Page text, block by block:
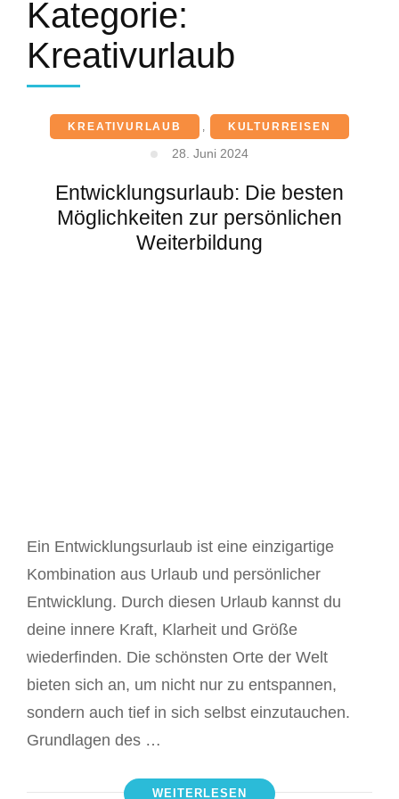
Kategorie:
Kreativurlaub
KREATIVURLAUB , KULTURREISEN
28. Juni 2024
Entwicklungsurlaub: Die besten
Möglichkeiten zur persönlichen
Weiterbildung
Ein Entwicklungsurlaub ist eine einzigartige
Kombination aus Urlaub und persönlicher
Entwicklung. Durch diesen Urlaub kannst du
deine innere Kraft, Klarheit und Größe
wiederfinden. Die schönsten Orte der Welt
bieten sich an, um nicht nur zu entspannen,
sondern auch tief in sich selbst einzutauchen.
Grundlagen des …
WEITERLESEN